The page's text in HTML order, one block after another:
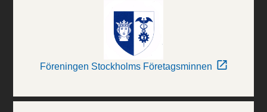
Föreningen Stockholms Företagsminnen